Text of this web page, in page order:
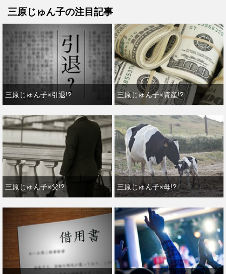
三原じゅん子の注目記事
三原じゅん子×引退!? 三原じゅん子×資産!?
三原じゅん子×父!? 三原じゅん子×母!?